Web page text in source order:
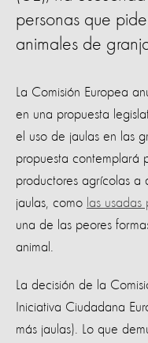
personas que
animales de
La Comisión Europea
en una propuesta
el uso de jaulas en las
propuesta contemplará
productores agrícolas a
jaulas, como las
una de las peores
animal.
La decisión de la
Iniciativa Ciudadana
más jaulas). Lo que